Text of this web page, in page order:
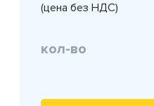
(цена без НДС)
кол-во